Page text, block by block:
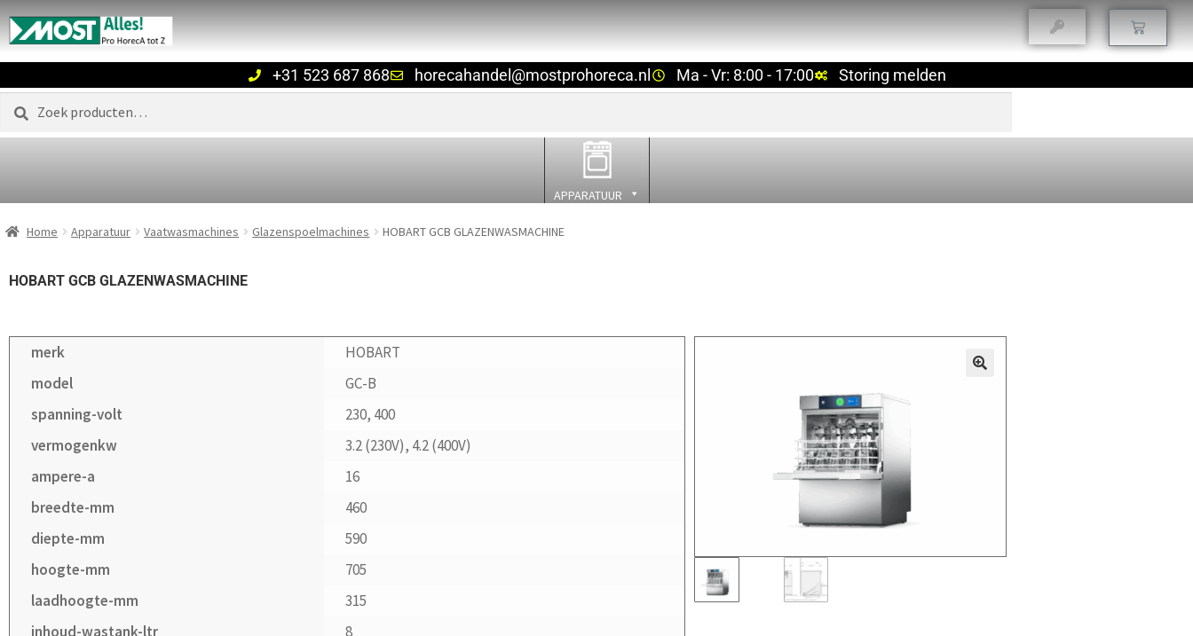
+31 523 687 868 horecahandel@mostprohoreca.nl Ma - Vr: 8:00 - 17:00 Storing melden
Zoeken
APPARATUUR
Home Apparatuur Vaatwasmachines Glazenspoelmachines HOBART GCB GLAZENWASMACHINE
HOBART GCB GLAZENWASMACHINE
merk
HOBART
model
GC-B
spanning-volt
230, 400
vermogenkw
3.2 (230V), 4.2 (400V)
ampere-a
16
breedte-mm
460
diepte-mm
590
hoogte-mm
705
laadhoogte-mm
315
inhoud-wastank-ltr
8